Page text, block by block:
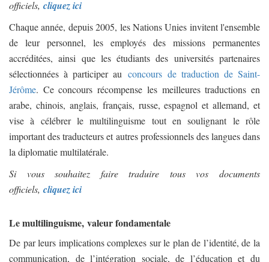
officiels, cliquez ici
Chaque année, depuis 2005, les Nations Unies invitent l'ensemble
de leur personnel, les employés des missions permanentes
accréditées, ainsi que les étudiants des universités partenaires
sélectionnées à participer au concours de traduction de Saint-
Jérôme. Ce concours récompense les meilleures traductions en
arabe, chinois, anglais, français, russe, espagnol et allemand, et
vise à célébrer le multilinguisme tout en soulignant le rôle
important des traducteurs et autres professionnels des langues dans
la diplomatie multilatérale.
Si vous souhaitez faire traduire tous vos documents
officiels, cliquez ici
Le multilinguisme, valeur fondamentale
De par leurs implications complexes sur le plan de l’identité, de la
communication, de l’intégration sociale, de l’éducation et du